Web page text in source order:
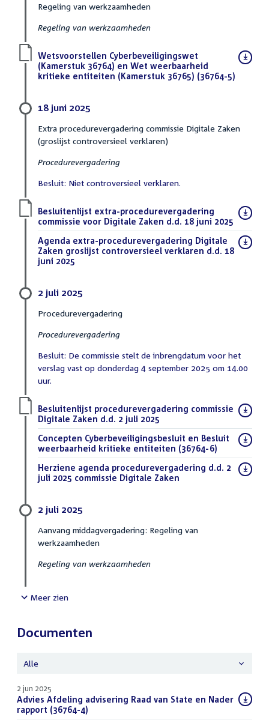
Regeling van werkzaamheden
Regeling van werkzaamheden
Download
bestand:
Wetsvoorstellen Cyberbeveiligingswet
(Kamerstuk 36764) en Wet weerbaarheid
kritieke entiteiten (Kamerstuk 36765) (36764-5)
18 juni 2025
Extra procedurevergadering commissie Digitale Zaken
(groslijst controversieel verklaren)
Procedurevergadering
Besluit: Niet controversieel verklaren.
Download
bestand:
Besluitenlijst extra-procedurevergadering
commissie voor Digitale Zaken d.d. 18 juni 2025 (PDF)
Download
bestand:
Agenda extra-procedurevergadering Digitale
Zaken groslijst controversieel verklaren d.d. 18
juni 2025
2 juli 2025
Procedurevergadering
Procedurevergadering
Besluit: De commissie stelt de inbrengdatum voor het
verslag vast op donderdag 4 september 2025 om 14.00
uur.
Download
bestand:
Besluitenlijst procedurevergadering commissie
Digitale Zaken d.d. 2 juli 2025
Download
bestand:
Concepten Cyberbeveiligingsbesluit en Besluit
weerbaarheid kritieke entiteiten (36764-6)
Download
bestand:
Herziene agenda procedurevergadering d.d. 2
juli 2025 commissie Digitale Zaken
2 juli 2025
Aanvang middagvergadering: Regeling van
werkzaamheden
Regeling van werkzaamheden
Meer zien
Documenten
Alle
2 jun 2025
Download
bestand:
Advies Afdeling advisering Raad van State en Nader
rapport (36764-4)